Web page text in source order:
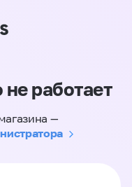
работает
—